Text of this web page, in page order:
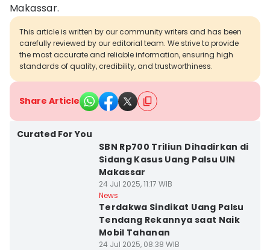
Makassar.
This article is written by our community writers and has been
carefully reviewed by our editorial team. We strive to provide
the most accurate and reliable information, ensuring high
standards of quality, credibility, and trustworthiness.
Share Article
Curated For You
SBN Rp700 Triliun Dihadirkan di
Sidang Kasus Uang Palsu UIN
Makassar
24 Jul 2025, 11:17 WIB
News
Terdakwa Sindikat Uang Palsu
Tendang Rekannya saat Naik
Mobil Tahanan
24 Jul 2025, 08:38 WIB